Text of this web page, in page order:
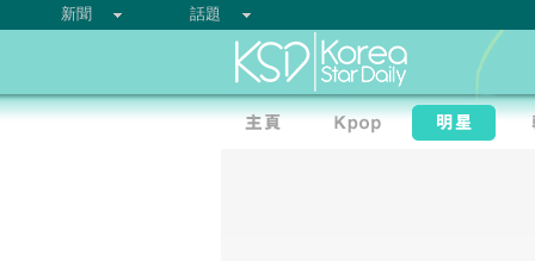
新聞 話題